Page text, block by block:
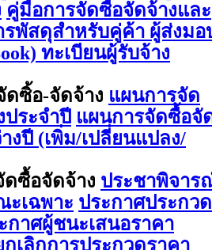
คู่มือการจัดซื้อจัดจ้างและ
รพัสดุสำหรับคู่ค้า ผู้ส่งมอ
ทะเบียนผู้รับจ้าง
ดซิ้อ-จัดจ้าง แผนการจัด
ระจำปี แผนการจัดซื้อจั
งปี (เพิ่ม/เปลี่ยนแปลง/
ดซื้อจัดจ้าง ประชาพิจาร
เฉพาะ ประกาศประกวด
กาศผู้ชนะเสนอราคา
เลิกการประกวดราคา